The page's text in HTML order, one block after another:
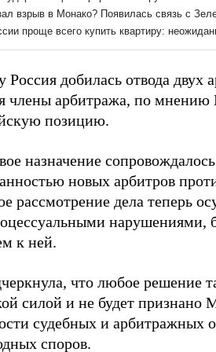
Россия добилась отвода
члены арбитража, по
позицию.
назначение
новых арбитров
рассмотрение дела теперь
нарушениями,
к ней.
что любое решение
силой и не будет
судебных и арбитражных
споров.